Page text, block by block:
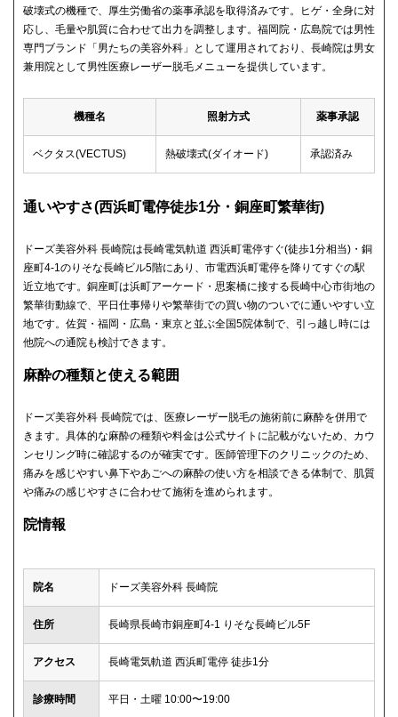
破壊式の機種で、厚生労働省の薬事承認を取得済みです。ヒゲ・全身に対
応し、毛量や肌質に合わせて出力を調整します。福岡院・広島院では男性
専門ブランド「男たちの美容外科」として運用されており、長崎院は男女
兼用院として男性医療レーザー脱毛メニューを提供しています。
機種名 照射方式 薬事承認
ベクタス(VECTUS) 熱破壊式(ダイオード) 承認済み
通いやすさ(西浜町電停徒歩1分・銅座町繁華街)
ドーズ美容外科 長崎院は長崎電気軌道 西浜町電停すぐ(徒歩1分相当)・銅
座町4-1のりそな長崎ビル5階にあり、市電西浜町電停を降りてすぐの駅
近立地です。銅座町は浜町アーケード・思案橋に接する長崎中心市街地の
繁華街動線で、平日仕事帰りや繁華街での買い物のついでに通いやすい立
地です。佐賀・福岡・広島・東京と並ぶ全国5院体制で、引っ越し時には
他院への通院も検討できます。
麻酔の種類と使える範囲
ドーズ美容外科 長崎院では、医療レーザー脱毛の施術前に麻酔を併用で
きます。具体的な麻酔の種類や料金は公式サイトに記載がないため、カウ
ンセリング時に確認するのが確実です。医師管理下のクリニックのため、
痛みを感じやすい鼻下やあごへの麻酔の使い方を相談できる体制で、肌質
や痛みの感じやすさに合わせて施術を進められます。
院情報
院名 ドーズ美容外科 長崎院
住所 長崎県長崎市銅座町4-1 りそな長崎ビル5F
アクセス 長崎電気軌道 西浜町電停 徒歩1分
診療時間 平日・土曜 10:00〜19:00